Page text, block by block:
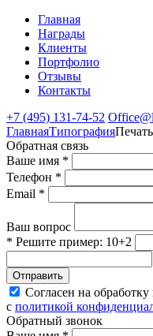
Главная
Награды
Клиенты
Портфолио
Отзывы
Контакты
+7 (495) 131-74-52
ГлавнаяТипография
Обратная связь
Ваше имя *
Телефон *
Email *
Ваш вопрос
* Решите пример: 10+2
Отправить
Согласен на
с политикой
Обратный звонок